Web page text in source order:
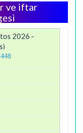
ve iftar
2026 -